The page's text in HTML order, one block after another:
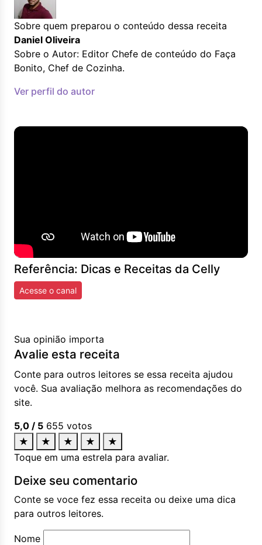
Sobre quem preparou o conteúdo dessa receita
Daniel Oliveira
Sobre o Autor: Editor Chefe de conteúdo do Faça
Bonito, Chef de Cozinha.
Ver perfil do autor
Referência: Dicas e Receitas da Celly
Acesse o canal
Sua opinião importa
Avalie esta receita
Conte para outros leitores se essa receita ajudou
você. Sua avaliação melhora as recomendações do
site.
5,0 / 5 655 votos
★
★ ★ ★
★
Toque em uma estrela para avaliar.
Deixe seu comentario
Conte se voce fez essa receita ou deixe uma dica
para outros leitores.
Nome